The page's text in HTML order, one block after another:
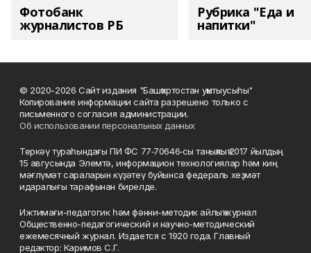
Фотобанк
журналистов РБ
Рубрика "Еда и
напитки"
© 2020-2026 Сайт издания "Башҡортостан уҡытыусыһы"
Копирование информации сайта разрешено только с
письменного согласия администрации.
Об использовании персональных данных
Теркәү тураһындағы ПИ ФС 77‑70646‑сы таныҡлыҡ 2017 йылдың
15 авгусында Элемтә, информацион технологиялар һәм киң
мәғлүмәт сараларын күҙәтеү буйынса федераль хеҙмәт
идаралығы тарафынан бирелде.
Ижтимағи-педагогик һәм фәнни-методик айлыҡ журнал
Общественно-педагогический и научно-методический
ежемесячный журнал. Издается с 1920 года. Главный
редактор: Каримов С.Г.